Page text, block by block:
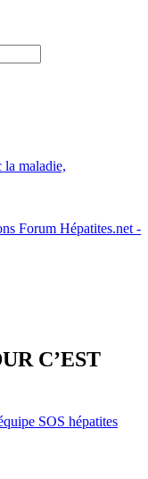
la maladie,
Forum Hépatites.net -
C’EST
SOS hépatites